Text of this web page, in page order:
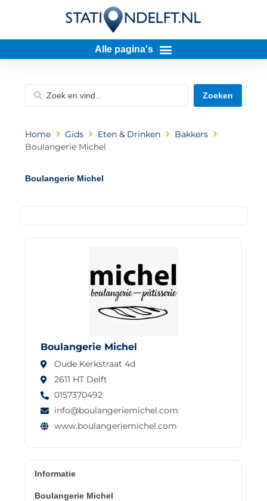
Zoeken
Home Gids Eten & Drinken
Bakkers
Boulangerie Michel
Boulangerie Michel
Boulangerie Michel
Oude Kerkstraat 4d
2611 HT Delft
0157370492
info@boulangeriemichel.com
www.boulangeriemichel.com
Informatie
Boulangerie Michel